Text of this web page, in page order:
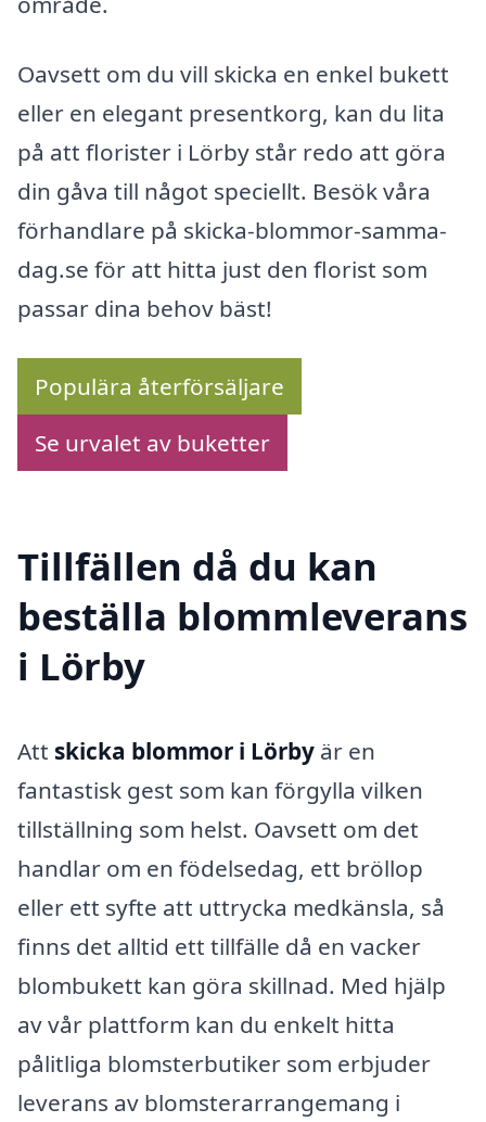
Oavsett om du vill skicka en enkel bukett
eller en elegant presentkorg, kan du lita
på att florister i Lörby står redo att göra
din gåva till något speciellt. Besök våra
förhandlare på skicka-blommor-samma-
dag.se för att hitta just den florist som
passar dina behov bäst!
Populära återförsäljare
Se urvalet av buketter
Tillfällen då du kan
beställa blommleverans
i Lörby
Att skicka blommor i Lörby är en
fantastisk gest som kan förgylla vilken
tillställning som helst. Oavsett om det
handlar om en födelsedag, ett bröllop
eller ett syfte att uttrycka medkänsla, så
finns det alltid ett tillfälle då en vacker
blombukett kan göra skillnad. Med hjälp
av vår plattform kan du enkelt hitta
pålitliga blomsterbutiker som erbjuder
leverans av blomsterarrangemang i